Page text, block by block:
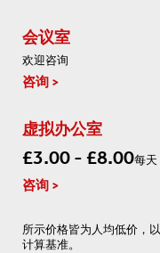
会议室
欢迎咨询
咨询
虚拟办公室
£3.00 - £8.00每天
咨询
所示价格皆为人均低价，
计算基准。